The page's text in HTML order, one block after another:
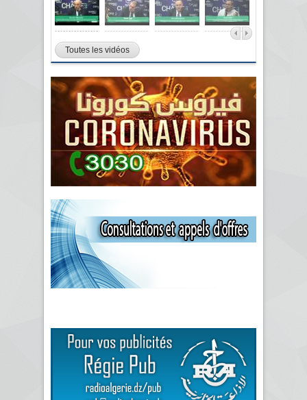
Toutes les vidéos